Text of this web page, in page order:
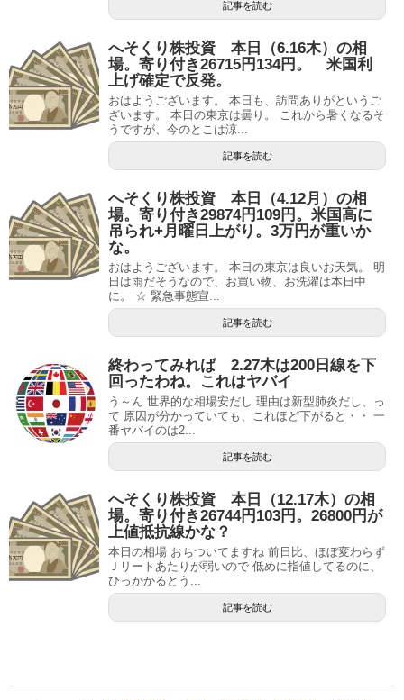
記事を読む
へそくり株投資 本日（6.16木）の相
場。寄り付き26715円134円。 米国利
上げ確定で反発。
おはようございます。 本日も、訪問ありがというご
ざいます。 本日の東京は曇り。 これから暑くなるそ
うですが、今のとこは涼...
記事を読む
へそくり株投資 本日（4.12月）の相
場。寄り付き29874円109円。米国高に
吊られ+月曜日上がり。3万円が重いか
な。
おはようございます。 本日の東京は良いお天気。 明
日は雨だそうなので、お買い物、お洗濯は本日中
に。 ☆ 緊急事態宣...
記事を読む
終わってみれば 2.27木は200日線を下
回ったわね。これはヤバイ
う～ん 世界的な相場安だし 理由は新型肺炎だし、っ
て 原因が分かっていても、これほど下がると・・ 一
番ヤバイのは2...
記事を読む
へそくり株投資 本日（12.17木）の相
場。寄り付き26744円103円。26800円が
上値抵抗線かな？
本日の相場 おちついてますね 前日比、ほぼ変わらず
Ｊリートあたりが弱いので 低めに指値してるのに、
ひっかかるとう...
記事を読む